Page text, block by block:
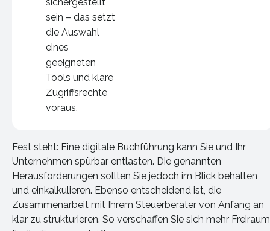
sichergestellt
sein – das setzt
die Auswahl
eines
geeigneten
Tools und klare
Zugriffsrechte
voraus.
Fest steht: Eine digitale Buchführung kann Sie und Ihr
Unternehmen spürbar entlasten. Die genannten
Herausforderungen sollten Sie jedoch im Blick behalten
und einkalkulieren. Ebenso entscheidend ist, die
Zusammenarbeit mit Ihrem Steuerberater von Anfang an
klar zu strukturieren. So verschaffen Sie sich mehr Freiraum